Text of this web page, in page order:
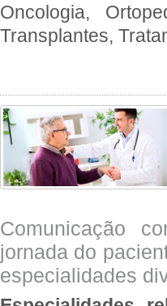
Oncologia,
Transplantes,
Comunicação
jornada do
especialidades